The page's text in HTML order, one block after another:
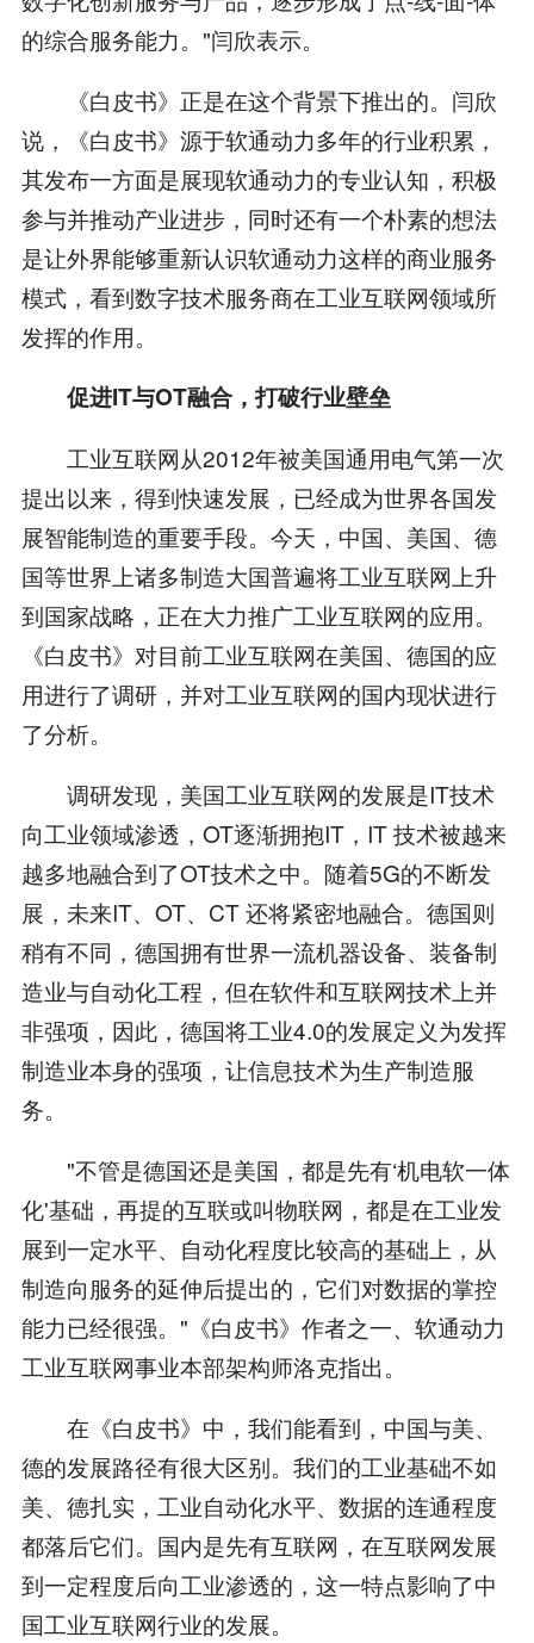
的综合服务能力。"闫欣表示。
《白皮书》正是在这个背景下推出的。闫欣
说，《白皮书》源于软通动力多年的行业积累，
其发布一方面是展现软通动力的专业认知，积极
参与并推动产业进步，同时还有一个朴素的想法
是让外界能够重新认识软通动力这样的商业服务
模式，看到数字技术服务商在工业互联网领域所
发挥的作用。
促进IT与OT融合，打破行业壁垒
工业互联网从2012年被美国通用电气第一次
提出以来，得到快速发展，已经成为世界各国发
展智能制造的重要手段。今天，中国、美国、德
国等世界上诸多制造大国普遍将工业互联网上升
到国家战略，正在大力推广工业互联网的应用。
《白皮书》对目前工业互联网在美国、德国的应
用进行了调研，并对工业互联网的国内现状进行
了分析。
调研发现，美国工业互联网的发展是IT技术
向工业领域渗透，OT逐渐拥抱IT，IT 技术被越来
越多地融合到了OT技术之中。随着5G的不断发
展，未来IT、OT、CT 还将紧密地融合。德国则
稍有不同，德国拥有世界一流机器设备、装备制
造业与自动化工程，但在软件和互联网技术上并
非强项，因此，德国将工业4.0的发展定义为发挥
制造业本身的强项，让信息技术为生产制造服
务。
"不管是德国还是美国，都是先有‘机电软一体
化'基础，再提的互联或叫物联网，都是在工业发
展到一定水平、自动化程度比较高的基础上，从
制造向服务的延伸后提出的，它们对数据的掌控
能力已经很强。"《白皮书》作者之一、软通动力
工业互联网事业本部架构师洛克指出。
在《白皮书》中，我们能看到，中国与美、
德的发展路径有很大区别。我们的工业基础不如
美、德扎实，工业自动化水平、数据的连通程度
都落后它们。国内是先有互联网，在互联网发展
到一定程度后向工业渗透的，这一特点影响了中
国工业互联网行业的发展。